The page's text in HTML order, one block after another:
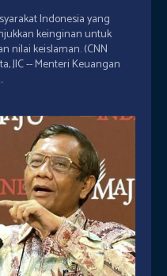
Indonesia yang
keinginan untuk
nilai keislaman. (CNN